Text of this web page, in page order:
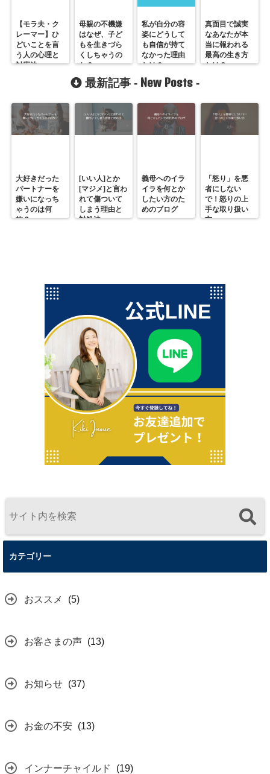
【モラ夫・ク
レーマー】ひ
どいことを言
う人の心理と
対応法
母親の不機嫌
はなぜ、子ど
もを生きづら
くしちゃうの
か？
私が自分の容
姿にどうして
も自信が持て
なかった理由
とは？
真面目で誠実
なあなたが本
当に報われる
最高の生き方
とは？
最新記事 - New Posts -
大好きだった
パートナーを
嫌いになっち
ゃうのは何
故？
[いい人]とか
[マジメ]と言わ
れて傷ついて
しまう理由と
対処法
義母へのイラ
イラを何とか
したい方のた
めのブログ
「怒り」を悪
者にしない
で！怒りの上
手な取り扱い
方
カテゴリー
おススメ (5)
お客さまの声 (13)
お知らせ (37)
お金の不安 (13)
インナーチャイルド (19)